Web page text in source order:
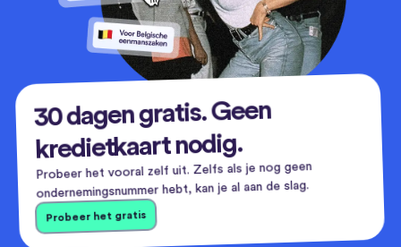
30 dagen gratis. Geen
kredietkaart nodig.
Probeer het vooral zelf uit. Zelfs als je nog geen
ondernemingsnummer hebt, kan je al aan de slag.
Probeer het gratis